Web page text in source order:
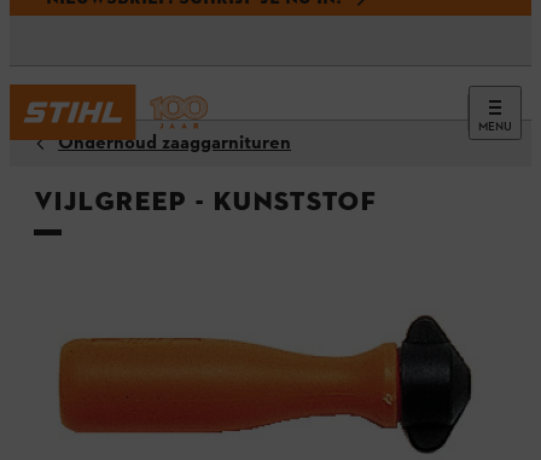
MENU
Onderhoud zaaggarnituren
Vijlgreep - kunststof